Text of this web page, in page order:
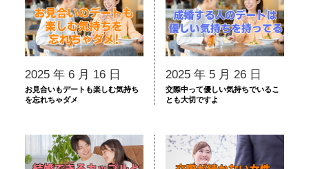
2025 年 6 月 16 日
お見合いもデートも楽しむ気持ち
を忘れちゃダメ
2025 年 5 月 26 日
交際中って優しい気持ちでいるこ
とも大切ですよ